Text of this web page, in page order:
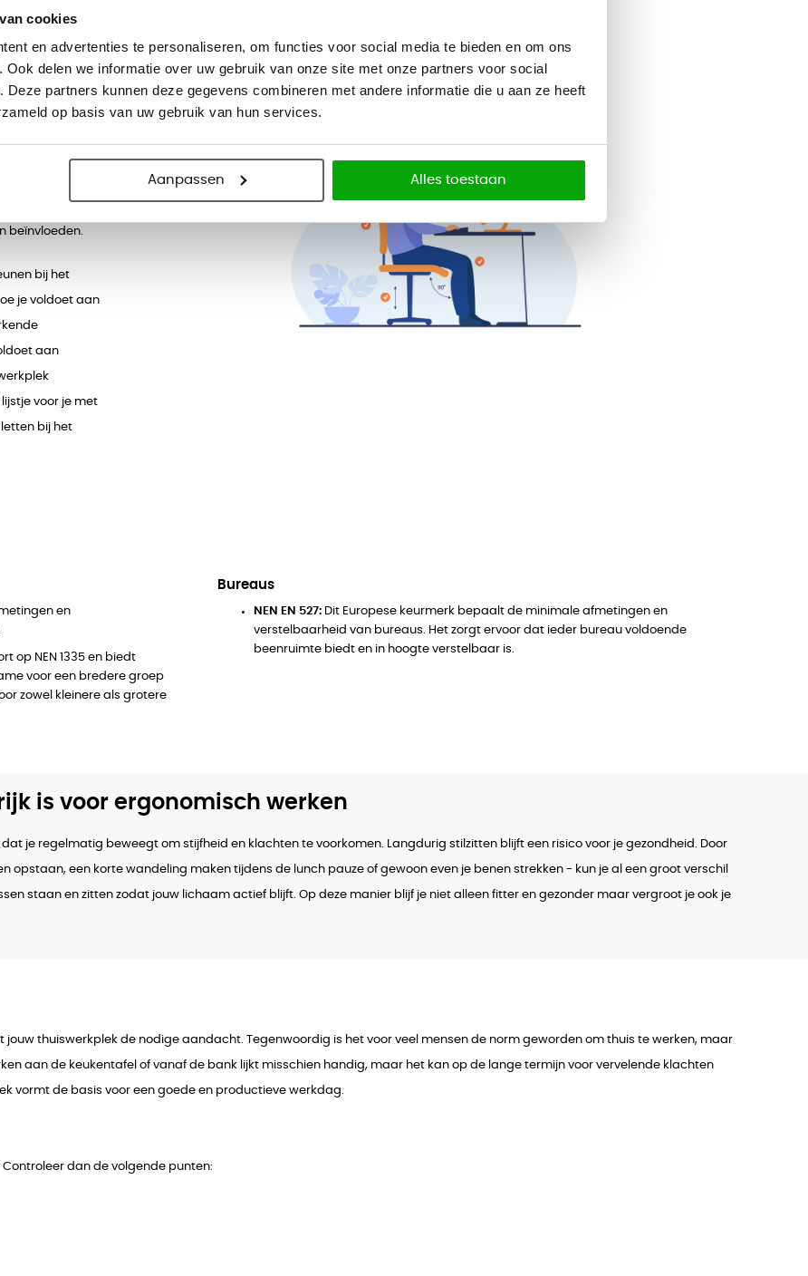
cookies
en advertenties te personaliseren, om functies voor social media te bieden en om ons
delen we informatie over uw gebruik van onze site met onze partners voor social
Deze partners kunnen deze gegevens combineren met andere informatie die u aan ze heeft
op basis van uw gebruik van hun services.
Aanpassen Alles toestaan
die samen
delen
en bewegingen. Denk aan je
van je bureau.
raakt?
beïnvloeden.
bij het
je voldoet aan
aan
voor je met
bij het
en
op NEN 1335 en biedt
voor een bredere groep
zowel kleinere als grotere
Bureaus
NEN EN 527: Dit Europese keurmerk bepaalt de minimale afmetingen en
verstelbaarheid van bureaus. Het zorgt ervoor dat ieder bureau voldoende
beenruimte biedt en in hoogte verstelbaar is.
is voor ergonomisch werken
je regelmatig beweegt om stijfheid en klachten te voorkomen. Langdurig stilzitten blijft een risico voor je gezondheid. Door
opstaan, een korte wandeling maken tijdens de lunch pauze of gewoon even je benen strekken - kun je al een groot verschil
staan en zitten zodat jouw lichaam actief blijft. Op deze manier blijf je niet alleen fitter en gezonder maar vergroot je ook je
thuiswerkplek de nodige aandacht. Tegenwoordig is het voor veel mensen de norm geworden om thuis te werken, maar
aan de keukentafel of vanaf de bank lijkt misschien handig, maar het kan op de lange termijn voor vervelende klachten
vormt de basis voor een goede en productieve werkdag.
dan de volgende punten: